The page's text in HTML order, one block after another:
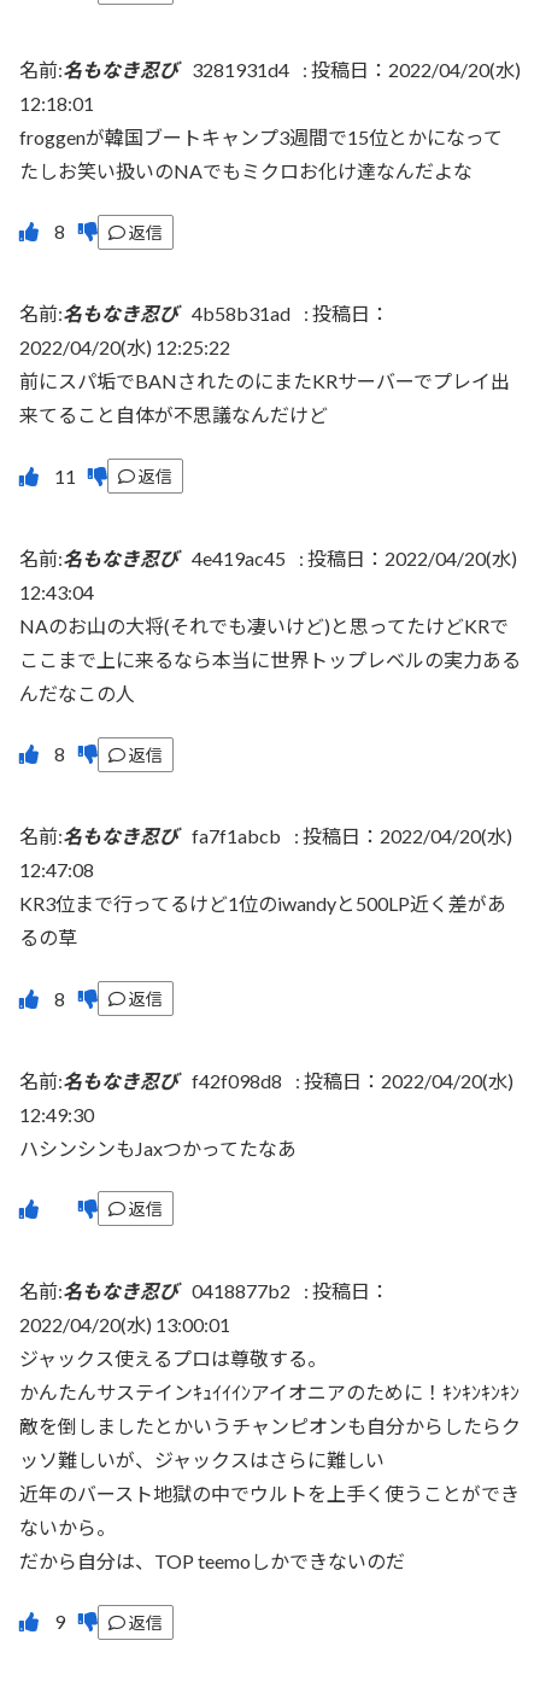
名前:名もなき忍び 3281931d4 : 投稿日：2022/04/20(水)
12:18:01
froggenが韓国ブートキャンプ3週間で15位とかになって
たしお笑い扱いのNAでもミクロお化け達なんだよな
返信
名前:名もなき忍び 4b58b31ad : 投稿日：
2022/04/20(水) 12:25:22
前にスパ垢でBANされたのにまたKRサーバーでプレイ出
来てること自体が不思議なんだけど
返信
名前:名もなき忍び 4e419ac45 : 投稿日：2022/04/20(水)
12:43:04
NAのお山の大将(それでも凄いけど)と思ってたけどKRで
ここまで上に来るなら本当に世界トップレベルの実力ある
んだなこの人
返信
名前:名もなき忍び fa7f1abcb : 投稿日：2022/04/20(水)
12:47:08
KR3位まで行ってるけど1位のiwandyと500LP近く差があ
るの草
返信
名前:名もなき忍び f42f098d8 : 投稿日：2022/04/20(水)
12:49:30
ハシンシンもJaxつかってたなあ
返信
名前:名もなき忍び 0418877b2 : 投稿日：
2022/04/20(水) 13:00:01
ジャックス使えるプロは尊敬する。
かんたんサステインｷｭｲｲｲﾝアイオニアのために！ｷﾝｷﾝｷﾝｷﾝ
敵を倒しましたとかいうチャンピオンも自分からしたらク
ッソ難しいが、ジャックスはさらに難しい
近年のバースト地獄の中でウルトを上手く使うことができ
ないから。
だから自分は、TOP teemoしかできないのだ
返信